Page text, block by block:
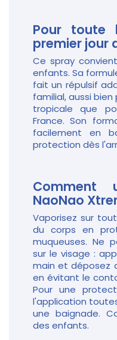
Pour toute
premier jour
Ce spray
enfants. Sa
fait un répulsif
familial, aussi
tropicale que
France. Son
facilement en
protection dès
Comment
NaoNao
Vaporisez sur
du corps en
muqueuses. Ne
sur le visage :
main et déposez
en évitant le
Pour une
l'application
une baignade.
des enfants.